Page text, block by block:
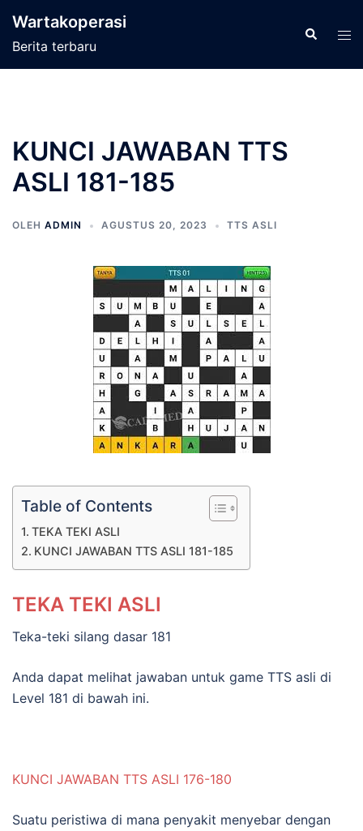
Wartakoperasi
Berita terbaru
Cari
KUNCI JAWABAN TTS
ASLI 181-185
OLEH ADMIN AGUSTUS 20, 2023 TTS ASLI
Table of Contents
TEKA TEKI ASLI
KUNCI JAWABAN TTS ASLI 181-185
TEKA TEKI ASLI
Teka-teki silang dasar 181
Anda dapat melihat jawaban untuk game TTS asli di
Level 181 di bawah ini.
KUNCI JAWABAN TTS ASLI 176-180
Suatu peristiwa di mana penyakit menyebar dengan